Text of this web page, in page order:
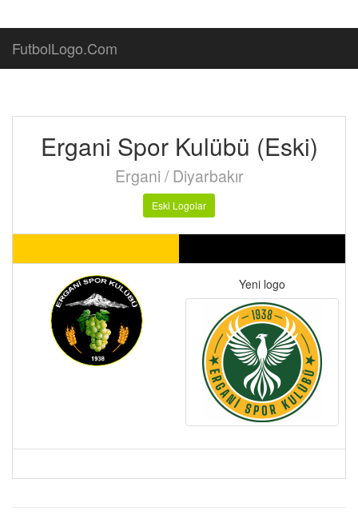
FutbolLogo.Com
Ergani Spor Kulübü (Eski)
Ergani / Diyarbakır
Eski Logolar
Yeni logo